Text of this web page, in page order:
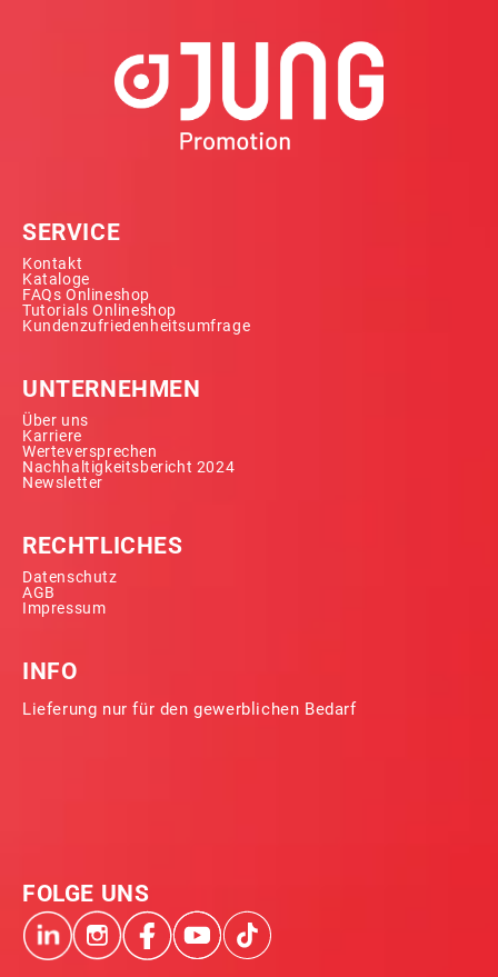
SERVICE
Kontakt
Kataloge
FAQs Onlineshop
Tutorials Onlineshop
Kundenzufriedenheitsumfrage
UNTERNEHMEN
Über uns
Karriere
Werteversprechen
Nachhaltigkeitsbericht 2024
Newsletter
RECHTLICHES
Datenschutz
AGB
Impressum
INFO
Lieferung nur für den gewerblichen Bedarf
FOLGE UNS